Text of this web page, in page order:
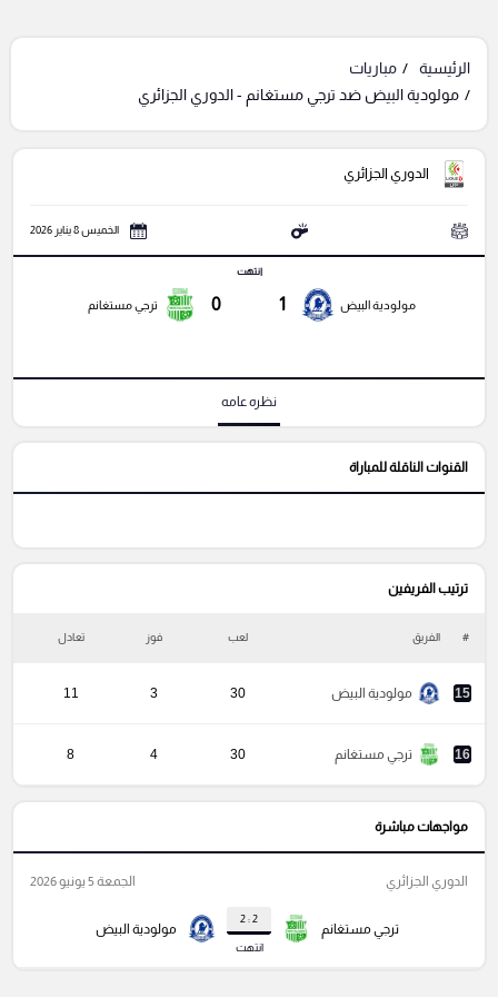
الرئيسية
مباريات
مولودية البيض ضد ترجي مستغانم - الدوري الجزائري
الدوري الجزائري
الخميس 8 يناير 2026
مولودية البيض 1
انتهت
0 ترجي مستغانم
نظره عامه
القنوات الناقلة للمباراة
ترتيب الفريفين
# الفريق لعب فوز تعادل
15 مولودية البيض 30
3
11
16 ترجي مستغانم 30
4
8
مواجهات مباشرة
ترجي مستغانم
2 : 2
انتهت
مولودية البيض
الدوري الجزائري الجمعة 5 يونيو 2026